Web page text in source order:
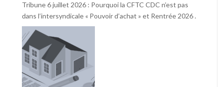
Tribune 6 juillet 2026 : Pourquoi la CFTC CDC n’est pas
dans l’intersyndicale « Pouvoir d’achat » et Rentrée 2026 .